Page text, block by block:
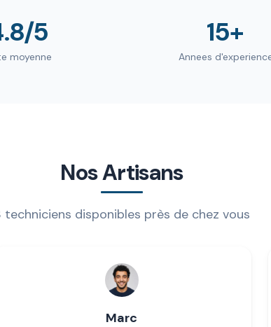
5
moyenne
15+
Annees
Nos Artisans
techniciens disponibles près de chez vous
Marc